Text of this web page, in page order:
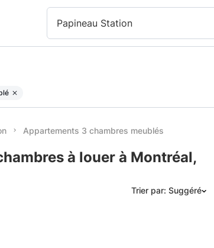
Papineau Station
Appartements 3 chambres meublés
à louer à Montréal,
Trier par: Suggéré